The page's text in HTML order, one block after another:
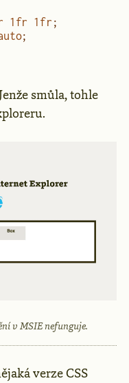
1 fr 1 fr ;
;
smůla, tohle
v MSIE nefunguje.
verze CSS